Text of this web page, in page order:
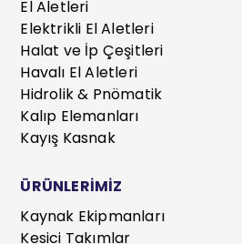
El Aletleri
Elektrikli El Aletleri
Halat ve İp Çeşitleri
Havalı El Aletleri
Hidrolik & Pnömatik
Kalıp Elemanları
Kayış Kasnak
ÜRÜNLERİMİZ
Kaynak Ekipmanları
Kesici Takımlar